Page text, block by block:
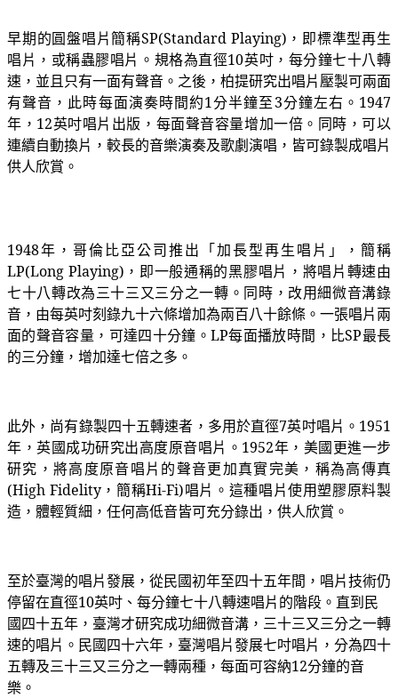
早期的圓盤唱片簡稱SP(Standard Playing)，即標準型再生
唱片，或稱蟲膠唱片。規格為直徑10英吋，每分鐘七十八轉
速，並且只有一面有聲音。之後，柏提研究出唱片壓製可兩面
有聲音，此時每面演奏時間約1分半鐘至3分鐘左右。1947
年，12英吋唱片出版，每面聲音容量增加一倍。同時，可以
連續自動換片，較長的音樂演奏及歌劇演唱，皆可錄製成唱片
供人欣賞。
1948年，哥倫比亞公司推出「加長型再生唱片」，簡稱
LP(Long Playing)，即一般通稱的黑膠唱片，將唱片轉速由
七十八轉改為三十三又三分之一轉。同時，改用細微音溝錄
音，由每英吋刻錄九十六條增加為兩百八十餘條。一張唱片兩
面的聲音容量，可達四十分鐘。LP每面播放時間，比SP最長
的三分鐘，增加達七倍之多。
此外，尚有錄製四十五轉速者，多用於直徑7英吋唱片。1951
年，英國成功研究出高度原音唱片。1952年，美國更進一步
研究，將高度原音唱片的聲音更加真實完美，稱為高傳真
(High Fidelity，簡稱Hi-Fi)唱片。這種唱片使用塑膠原料製
造，體輕質細，任何高低音皆可充分錄出，供人欣賞。
至於臺灣的唱片發展，從民國初年至四十五年間，唱片技術仍
停留在直徑10英吋、每分鐘七十八轉速唱片的階段。直到民
國四十五年，臺灣才研究成功細微音溝，三十三又三分之一轉
速的唱片。民國四十六年，臺灣唱片發展七吋唱片，分為四十
五轉及三十三又三分之一轉兩種，每面可容納12分鐘的音
樂。